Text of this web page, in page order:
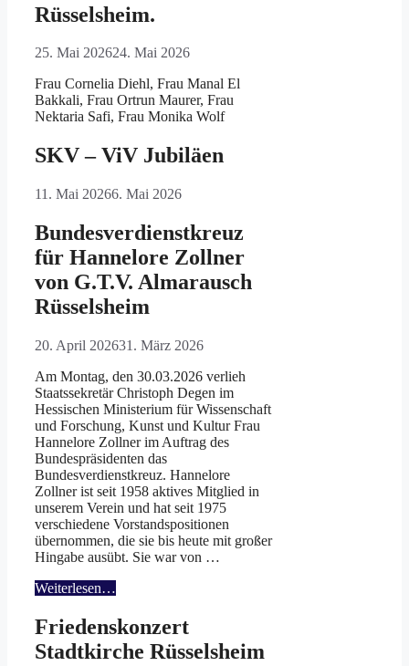
Rüsselsheim.
25. Mai 202624. Mai 2026
Frau Cornelia Diehl, Frau Manal El
Bakkali, Frau Ortrun Maurer, Frau
Nektaria Safi, Frau Monika Wolf
SKV – ViV Jubiläen
11. Mai 20266. Mai 2026
Bundesverdienstkreuz
für Hannelore Zollner
von G.T.V. Almarausch
Rüsselsheim
20. April 202631. März 2026
Am Montag, den 30.03.2026 verlieh
Staatssekretär Christoph Degen im
Hessischen Ministerium für Wissenschaft
und Forschung, Kunst und Kultur Frau
Hannelore Zollner im Auftrag des
Bundespräsidenten das
Bundesverdienstkreuz. Hannelore
Zollner ist seit 1958 aktives Mitglied in
unserem Verein und hat seit 1975
verschiedene Vorstandspositionen
übernommen, die sie bis heute mit großer
Hingabe ausübt. Sie war von …
Weiterlesen…
Friedenskonzert
Stadtkirche Rüsselsheim